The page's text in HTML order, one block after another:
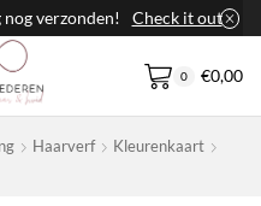
verzonden! Check it out
0 €0,00
Haarverf
Kleurenkaart